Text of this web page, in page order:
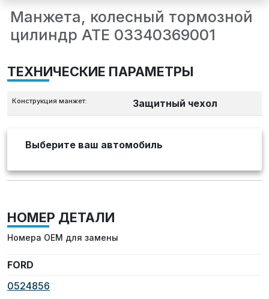
Манжета, колесный тормозной
цилиндр ATE 03340369001
ТЕХНИЧЕСКИЕ ПАРАМЕТРЫ
Конструкция манжет: Защитный чехол
Выберите ваш автомобиль
НОМЕР ДЕТАЛИ
Номера OEM для замены
FORD
0524856